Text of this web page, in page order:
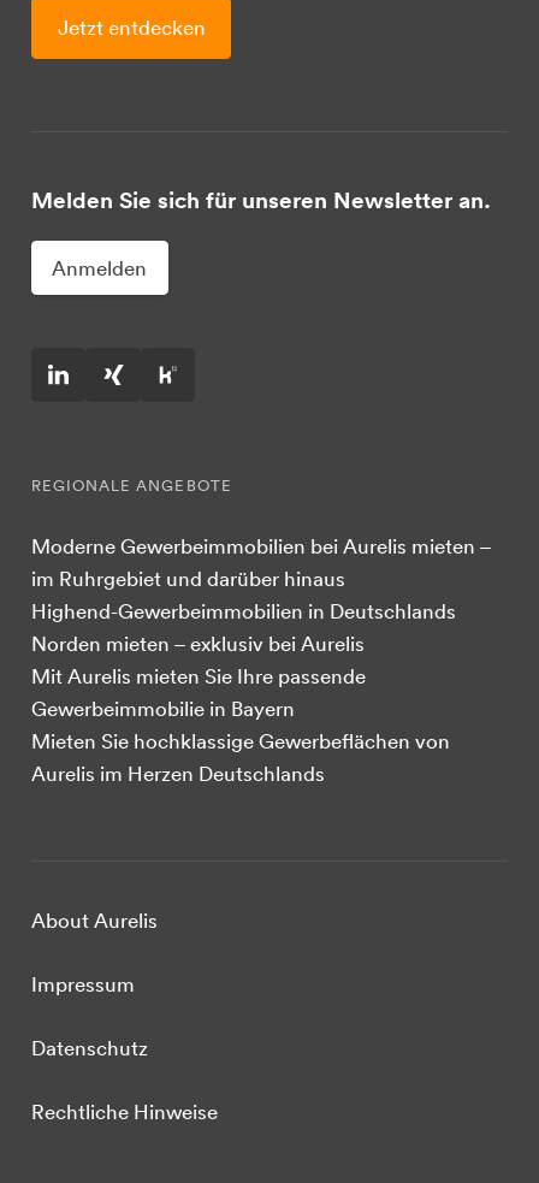
Jetzt entdecken
Melden Sie sich für unseren Newsletter an.
Anmelden
REGIONALE ANGEBOTE
Moderne Gewerbeimmobilien bei Aurelis mieten –
im Ruhrgebiet und darüber hinaus
Highend-Gewerbeimmobilien in Deutschlands
Norden mieten – exklusiv bei Aurelis
Mit Aurelis mieten Sie Ihre passende
Gewerbeimmobilie in Bayern
Mieten Sie hochklassige Gewerbeflächen von
Aurelis im Herzen Deutschlands
About Aurelis
Impressum
Datenschutz
Rechtliche Hinweise